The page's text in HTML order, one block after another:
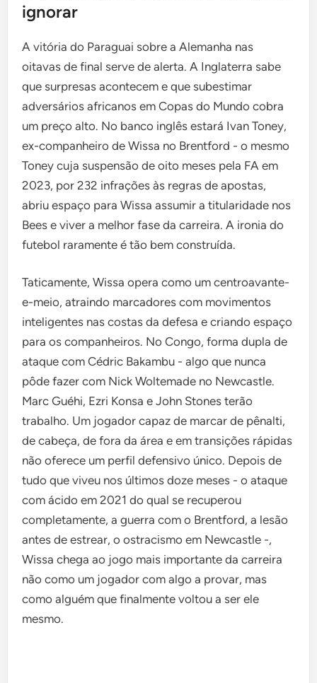
ignorar
A vitória do Paraguai sobre a Alemanha nas
oitavas de final serve de alerta. A Inglaterra sabe
que surpresas acontecem e que subestimar
adversários africanos em Copas do Mundo cobra
um preço alto. No banco inglês estará Ivan Toney,
ex-companheiro de Wissa no Brentford - o mesmo
Toney cuja suspensão de oito meses pela FA em
2023, por 232 infrações às regras de apostas,
abriu espaço para Wissa assumir a titularidade nos
Bees e viver a melhor fase da carreira. A ironia do
futebol raramente é tão bem construída.
Taticamente, Wissa opera como um centroavante-
e-meio, atraindo marcadores com movimentos
inteligentes nas costas da defesa e criando espaço
para os companheiros. No Congo, forma dupla de
ataque com Cédric Bakambu - algo que nunca
pôde fazer com Nick Woltemade no Newcastle.
Marc Guéhi, Ezri Konsa e John Stones terão
trabalho. Um jogador capaz de marcar de pênalti,
de cabeça, de fora da área e em transições rápidas
não oferece um perfil defensivo único. Depois de
tudo que viveu nos últimos doze meses - o ataque
com ácido em 2021 do qual se recuperou
completamente, a guerra com o Brentford, a lesão
antes de estrear, o ostracismo em Newcastle -,
Wissa chega ao jogo mais importante da carreira
não como um jogador com algo a provar, mas
como alguém que finalmente voltou a ser ele
mesmo.